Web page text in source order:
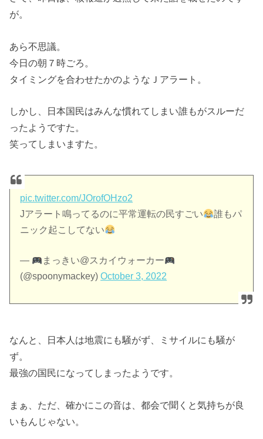
が。
あら不思議。
今日の朝７時ごろ。
タイミングを合わせたかのようなＪアラート。
しかし、日本国民はみんな慣れてしまい誰もがスルーだ
ったようですた。
笑ってしまいますた。
pic.twitter.com/JOrofOHzo2
Jアラート鳴ってるのに平常運転の民すごい
誰もパ
ニック起こしてない
—
まっきい@スカイウォーカー
(@spoonymackey)October 3, 2022
なんと、日本人は地震にも騒がず、ミサイルにも騒が
ず。
最強の国民になってしまったようです。
まぁ、ただ、確かにこの音は、都会で聞くと気持ちが良
いもんじゃない。